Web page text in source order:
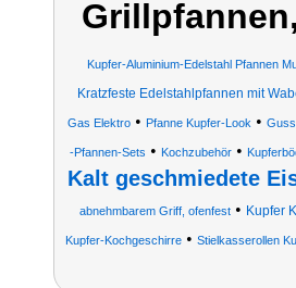
Kupfer-Aluminium-Edelstahl Pfannen
Kratzfeste Edelstahlpfannen mit
Gas Elektro • Pfanne Kupfer-Look •
-Pfannen-Sets • Kochzubehör •
Kalt geschmiedete
abnehmbarem Griff, ofenfest • Kupfer
Kupfer-Kochgeschirre • Stielkasserollen